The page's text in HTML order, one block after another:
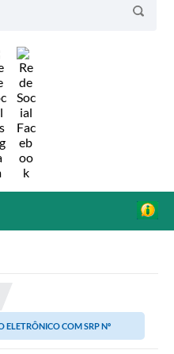
ELETRÔNICO COM SRP Nº